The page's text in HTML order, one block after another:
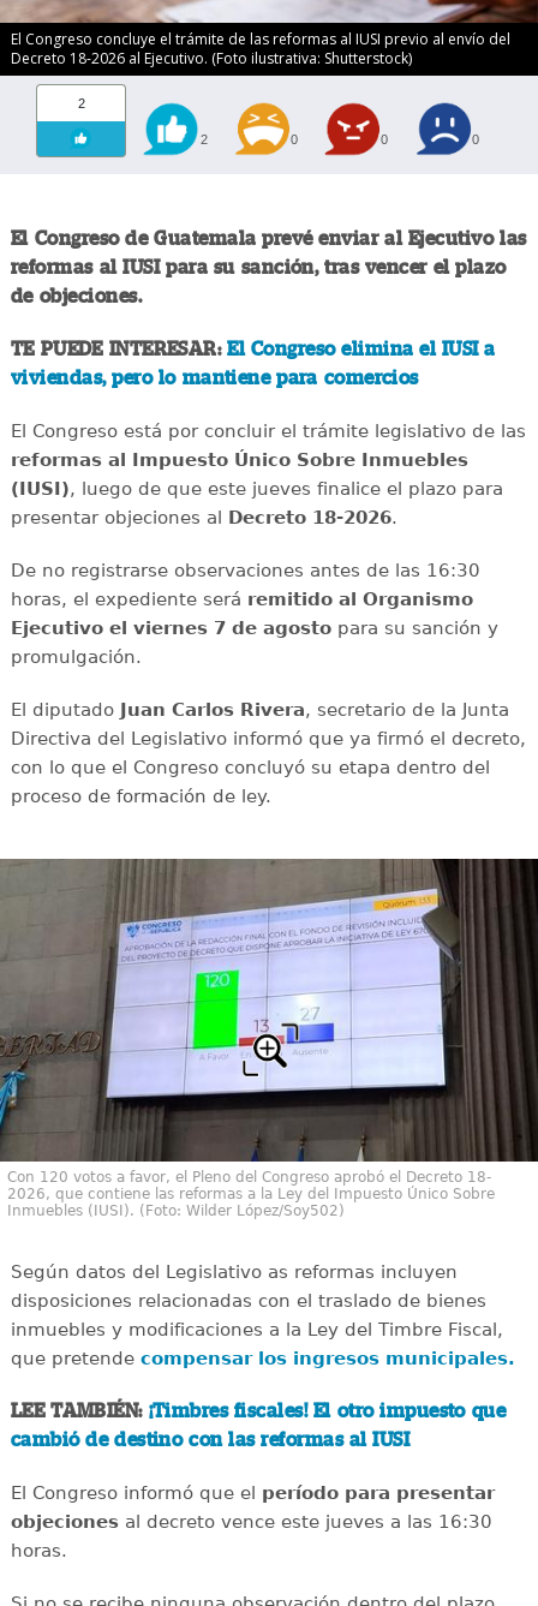
El Congreso concluye el trámite de las reformas al IUSI previo al envío del
Decreto 18-2026 al Ejecutivo. (Foto ilustrativa: Shutterstock)
2
2 0 0 0
El Congreso de Guatemala prevé enviar al Ejecutivo las
reformas al IUSI para su sanción, tras vencer el plazo
de objeciones.
TE PUEDE INTERESAR:El Congreso elimina el IUSI a
viviendas, pero lo mantiene para comercios
El Congreso está por concluir el trámite legislativo de las
reformas al Impuesto Único Sobre Inmuebles
(IUSI), luego de que este jueves finalice el plazo para
presentar objeciones al Decreto 18-2026.
De no registrarse observaciones antes de las 16:30
horas, el expediente será remitido al Organismo
Ejecutivo el viernes 7 de agostopara su sanción y
promulgación.
El diputado Juan Carlos Rivera, secretario de la Junta
Directiva del Legislativo informó que ya firmó el decreto,
con lo que el Congreso concluyó su etapa dentro del
proceso de formación de ley.
Con 120 votos a favor, el Pleno del Congreso aprobó el Decreto 18-
2026, que contiene las reformas a la Ley del Impuesto Único Sobre
Inmuebles (IUSI). (Foto: Wilder López/Soy502)
Según datos del Legislativo as reformas incluyen
disposiciones relacionadas con el traslado de bienes
inmuebles y modificaciones a la Ley del Timbre Fiscal,
que pretende compensar los ingresos municipales.
LEE TAMBIÉN: ¡Timbres fiscales! El otro impuesto que
cambió de destino con las reformas al IUSI
El Congreso informó que el período para presentar
objecionesal decreto vence este jueves a las 16:30
horas.